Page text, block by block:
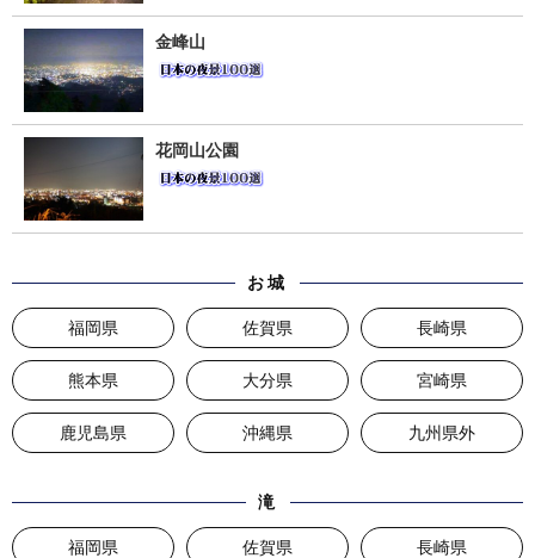
金峰山
花岡山公園
お城
福岡県 佐賀県 長崎県
熊本県 大分県 宮崎県
鹿児島県 沖縄県 九州県外
滝
福岡県 佐賀県 長崎県